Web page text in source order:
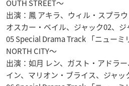
OUTH STREET～
出演：鳳 アキラ、ウィル・スプラ
オスカー・ベイル、ジャック02、ジ
05 Special Drama Track 「ニューミ
NORTH CITY～
出演：如月 レン、ガスト・アドラ
イン、マリオン・ブライス、ジャッ